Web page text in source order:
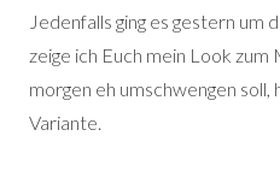
Jedenfalls ging es gestern um
zeige ich Euch mein Look
morgen eh umschwengen
Variante.